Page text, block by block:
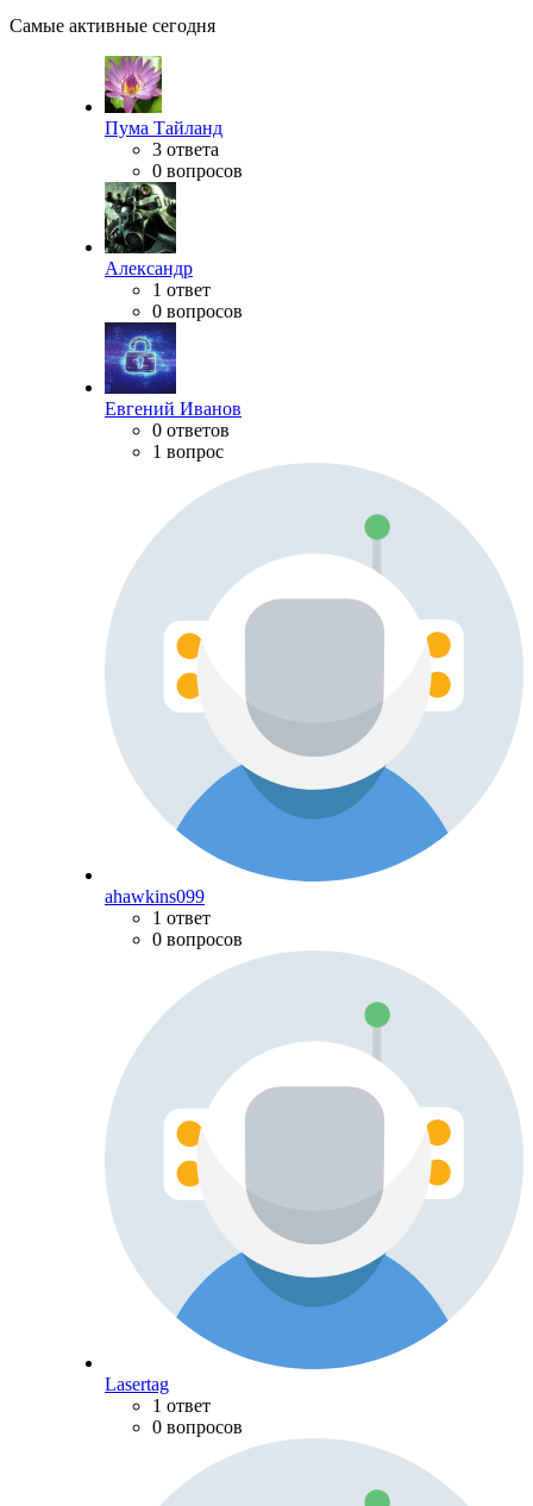
Самые активные сегодня
Пума Тайланд
3 ответа
0 вопросов
Александр
1 ответ
0 вопросов
Евгений Иванов
0 ответов
1 вопрос
ahawkins099
1 ответ
0 вопросов
Lasertag
1 ответ
0 вопросов